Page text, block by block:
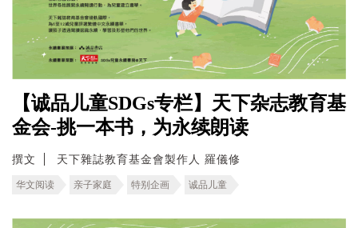
【诚品儿童SDGs专栏】天下杂志教育基
金会-挑一本书，为永续朗读
撰文 天下雜誌教育基金會製作人 羅儀修
华文阅读 亲子家庭 特别企画 诚品儿童